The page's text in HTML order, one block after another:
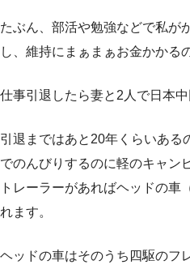
たぶん、部活や勉強などで私が
し、維持にまぁまぁお金かかる
仕事引退したら妻と2人で日本中
引退まではあと20年くらいある
でのんびりするのに軽のキャン
トレーラーがあればヘッドの車
れます。
ヘッドの車はそのうち四駆のフ